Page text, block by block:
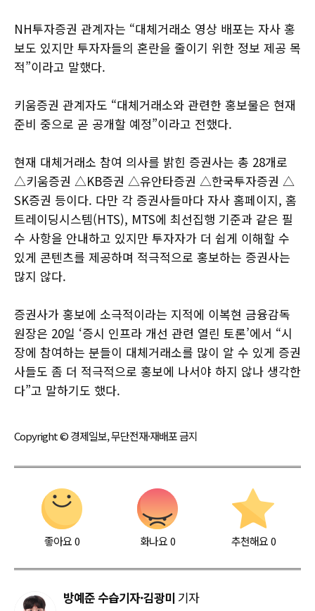
NH투자증권 관계자는 “대체거래소 영상 배포는 자사 홍
보도 있지만 투자자들의 혼란을 줄이기 위한 정보 제공 목
적”이라고 말했다.
키움증권 관계자도 “대체거래소와 관련한 홍보물은 현재
준비 중으로 곧 공개할 예정”이라고 전했다.
현재 대체거래소 참여 의사를 밝힌 증권사는 총 28개로
△키움증권 △KB증권 △유안타증권 △한국투자증권 △
SK증권 등이다. 다만 각 증권사들마다 자사 홈페이지, 홈
트레이딩시스템(HTS), MTS에 최선집행 기준과 같은 필
수 사항을 안내하고 있지만 투자자가 더 쉽게 이해할 수
있게 콘텐츠를 제공하며 적극적으로 홍보하는 증권사는
많지 않다.
증권사가 홍보에 소극적이라는 지적에 이복현 금융감독
원장은 20일 ‘증시 인프라 개선 관련 열린 토론’에서 “시
장에 참여하는 분들이 대체거래소를 많이 알 수 있게 증권
사들도 좀 더 적극적으로 홍보에 나서야 하지 않나 생각한
다”고 말하기도 했다.
Copyright © 경제일보, 무단전재·재배포 금지
좋아요0 화나요0 추천해요 0
방예준 수습기자·김광미 기자